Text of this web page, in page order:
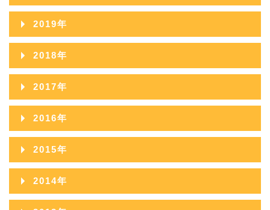
2022年10月
2022年09月
2022年08月
2022年07月
2022年06月
2022年05月
2022年03月
2021年11月
2021年10月
2021年09月
2021年08月
2021年07月
2021年06月
2021年05月
2020年12月
2020年11月
2020年10月
2020年09月
2020年08月
2020年07月
2020年06月
2020年05月
2019年
2019年12月
2019年11月
2019年10月
2019年09月
2019年08月
2019年07月
2019年06月
2018年
2018年12月
2018年11月
2018年10月
2018年09月
2018年08月
2018年07月
2017年
2017年12月
2017年11月
2017年10月
2017年09月
2016年
2016年12月
2016年11月
2016年10月
2015年
2015年12月
2015年11月
2014年
2014年12月